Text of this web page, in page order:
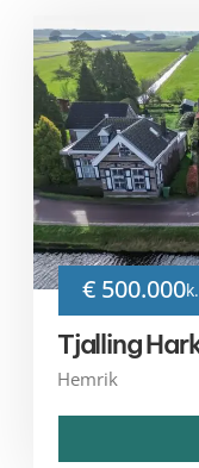
€ 500.000
Tjalling
Hemrik